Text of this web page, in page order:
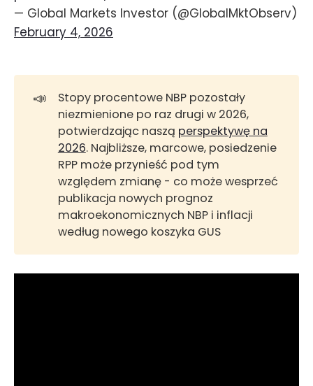
— Global Markets Investor (@GlobalMktObserv)
February 4, 2026
📣
Stopy procentowe NBP pozostały
niezmienione po raz drugi w 2026,
potwierdzając naszą perspektywę na
2026. Najbliższe, marcowe, posiedzenie
RPP może przynieść pod tym
względem zmianę - co może wesprzeć
publikacja nowych prognoz
makroekonomicznych NBP i inflacji
według nowego koszyka GUS